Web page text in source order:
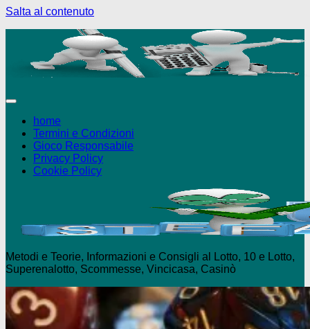
Salta al contenuto
home
Termini e Condizioni
Gioco Responsabile
Privacy Policy
Cookie Policy
Metodi e Teorie, Informazioni e Consigli al Lotto, 10 e Lotto,
Superenalotto, Scommesse, Vincicasa, Casinò